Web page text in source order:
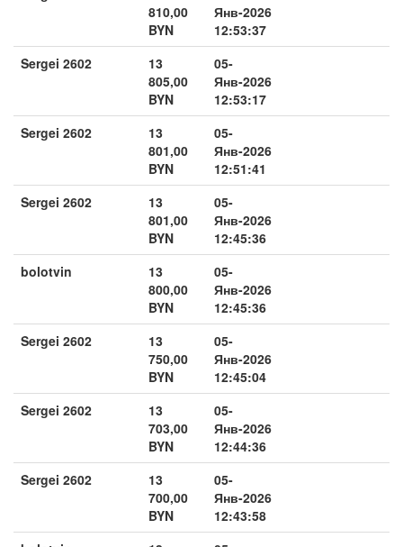
810,00
BYN
Янв-2026
12:53:37
Sergei 2602
13
805,00
BYN
05-
Янв-2026
12:53:17
Sergei 2602
13
801,00
BYN
05-
Янв-2026
12:51:41
Sergei 2602
13
801,00
BYN
05-
Янв-2026
12:45:36
bolotvin
13
800,00
BYN
05-
Янв-2026
12:45:36
Sergei 2602
13
750,00
BYN
05-
Янв-2026
12:45:04
Sergei 2602
13
703,00
BYN
05-
Янв-2026
12:44:36
Sergei 2602
13
700,00
BYN
05-
Янв-2026
12:43:58